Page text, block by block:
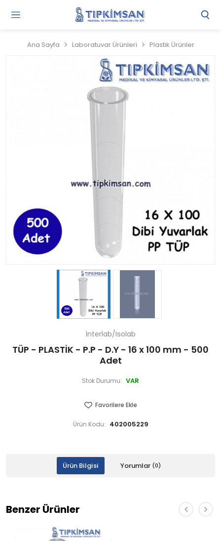
Ana Sayfa Laboratuvar Ürünleri Plastik Ürünler
İnterlab/Isolab
TÜP - PLASTİK - P.P - D.Y - 16 x 100 mm - 500
Adet
Stok Durumu: VAR
Favorilere Ekle
Ürün Kodu: 402005229
Ürün Bilgisi Yorumlar (0)
Benzer Ürünler